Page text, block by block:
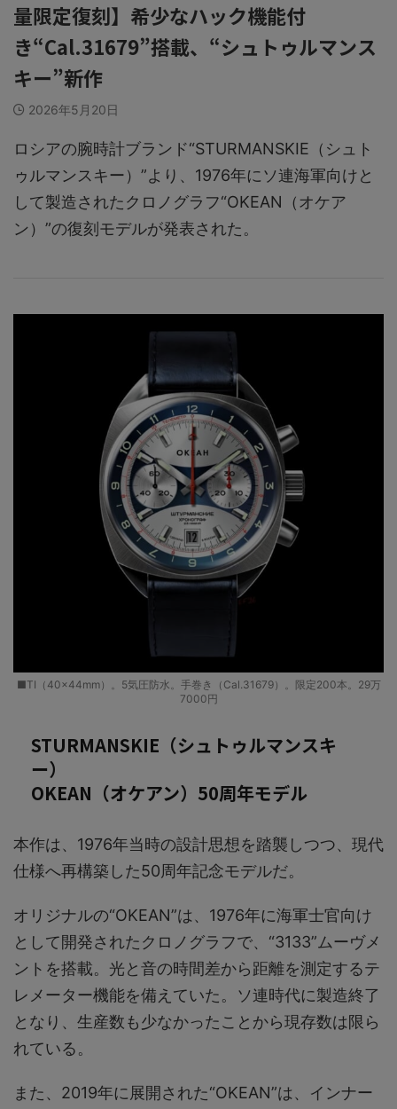
量限定復刻】希少なハック機能付
き“Cal.31679”搭載、“シュトゥルマンス
キー”新作
2026年5月20日
ロシアの腕時計ブランド“STURMANSKIE（シュト
ゥルマンスキー）”より、1976年にソ連海軍向けと
して製造されたクロノグラフ“OKEAN（オケア
ン）”の復刻モデルが発表された。
■TI（40×44mm）。5気圧防水。手巻き（Cal.31679）。限定200本。29万
7000円
STURMANSKIE（シュトゥルマンスキ
ー）
OKEAN（オケアン）50周年モデル
本作は、1976年当時の設計思想を踏襲しつつ、現代
仕様へ再構築した50周年記念モデルだ。
オリジナルの“OKEAN”は、1976年に海軍士官向け
として開発されたクロノグラフで、“3133”ムーヴメ
ントを搭載。光と音の時間差から距離を測定するテ
レメーター機能を備えていた。ソ連時代に製造終了
となり、生産数も少なかったことから現存数は限ら
れている。
また、2019年に展開された“OKEAN”は、インナー